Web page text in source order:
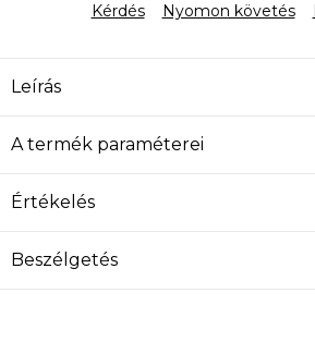
Kérdés Nyomon követés
Leírás
A termék paraméterei
Értékelés
Beszélgetés